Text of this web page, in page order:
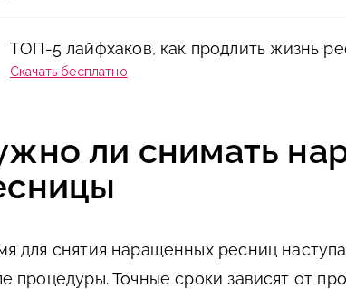
ТОП-5 лайфхаков, как продлить жизнь
Скачать бесплатно
ли снимать
для снятия наращенных ресниц
процедуры. Точные сроки зависят от